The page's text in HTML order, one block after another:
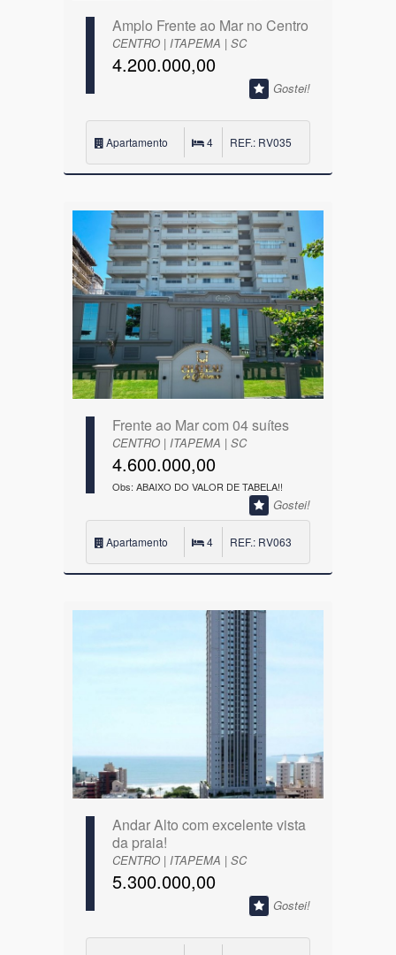
Amplo Frente ao Mar no Centro
CENTRO | ITAPEMA | SC
4.200.000,00
Gostei!
Apartamento 4 REF.: RV035
Frente ao Mar com 04 suítes
CENTRO | ITAPEMA | SC
4.600.000,00
Obs: ABAIXO DO VALOR DE TABELA!!
Gostei!
Apartamento 4 REF.: RV063
Andar Alto com excelente vista
da praia!
CENTRO | ITAPEMA | SC
5.300.000,00
Gostei!